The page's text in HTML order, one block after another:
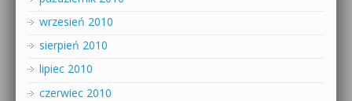
wrzesień 2010
sierpień 2010
lipiec 2010
czerwiec 2010